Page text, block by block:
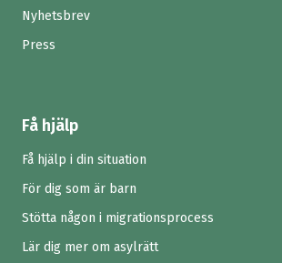
Nyhetsbrev
Press
Få hjälp
Få hjälp i din situation
För dig som är barn
Stötta någon i migrationsprocess
Lär dig mer om asylrätt